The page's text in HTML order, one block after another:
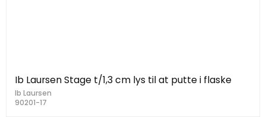
Ib Laursen Stage t/1,3 cm lys til at putte i flaske
Ib Laursen
90201-17